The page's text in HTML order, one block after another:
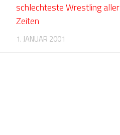
schlechteste Wrestling aller
Zeiten
1. JANUAR 2001